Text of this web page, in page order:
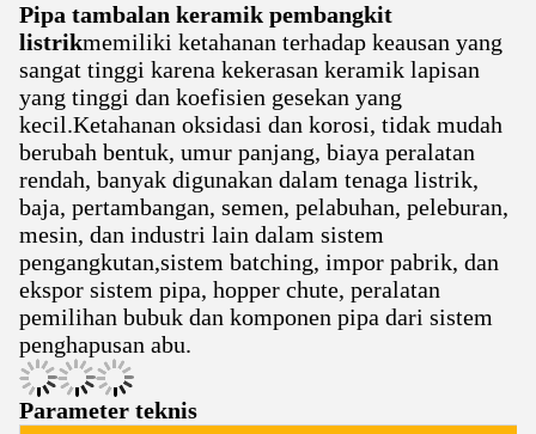
Pipa tambalan keramik pembangkit
listrikmemiliki ketahanan terhadap keausan yang
sangat tinggi karena kekerasan keramik lapisan
yang tinggi dan koefisien gesekan yang
kecil.Ketahanan oksidasi dan korosi, tidak mudah
berubah bentuk, umur panjang, biaya peralatan
rendah, banyak digunakan dalam tenaga listrik,
baja, pertambangan, semen, pelabuhan, peleburan,
mesin, dan industri lain dalam sistem
pengangkutan,sistem batching, impor pabrik, dan
ekspor sistem pipa, hopper chute, peralatan
pemilihan bubuk dan komponen pipa dari sistem
penghapusan abu.
Parameter teknis